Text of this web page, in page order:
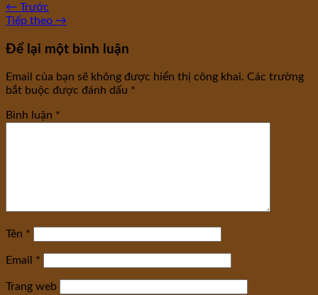
← Trước
Tiếp theo →
Để lại một bình luận
Email của bạn sẽ không được hiển thị công khai. Các trường
bắt buộc được đánh dấu *
Bình luận *
Tên *
Email *
Trang web